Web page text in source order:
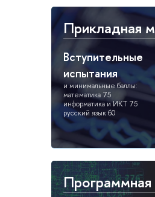
Прикладная
Вступительные
испытания
и минимальные баллы:
математика 75
информатика и ИКТ 75
русский язык 60